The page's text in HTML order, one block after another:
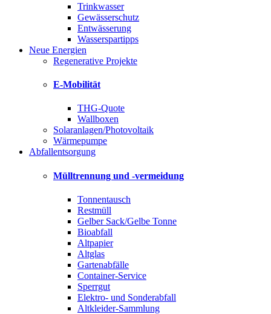
Trinkwasser
Gewässerschutz
Entwässerung
Wasserspartipps
Neue Energien
Regenerative Projekte
E-Mobilität
THG-Quote
Wallboxen
Solaranlagen/Photovoltaik
Wärmepumpe
Abfallentsorgung
Mülltrennung und -vermeidung
Tonnentausch
Restmüll
Gelber Sack/Gelbe Tonne
Bioabfall
Altpapier
Altglas
Gartenabfälle
Container-Service
Sperrgut
Elektro- und Sonderabfall
Altkleider-Sammlung